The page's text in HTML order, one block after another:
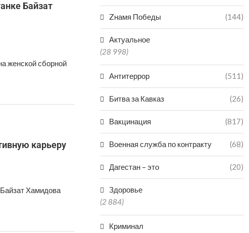
Байзат
женской сборной
карьеру
Хамидова
Zнамя Победы (144)
Актуальное
(28 998)
Антитеррор (511)
Битва за Кавказ (26)
Вакцинация (817)
Военная служба по контракту (68)
Дагестан – это (20)
Здоровье
(2 884)
Криминал